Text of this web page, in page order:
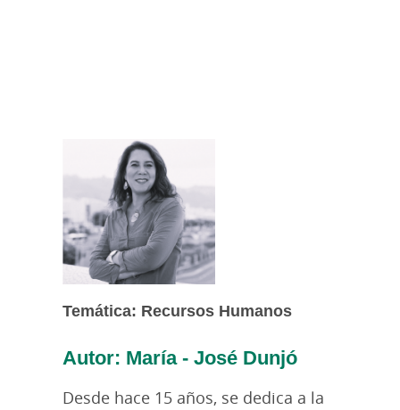
Temática: Recursos Humanos
Autor: María - José Dunjó
Desde hace 15 años, se dedica a la